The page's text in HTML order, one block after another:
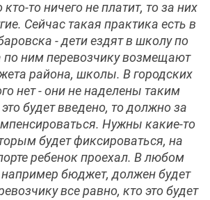
кто-то ничего не платит, то за них
Сейчас такая практика есть в
- дети ездят в школу по
по ним перевозчику возмещают
района, школы. В городских
нет - они не наделены таким
будет введено, то должно за
Нужны какие-то
будет фиксироваться, на
ребенок проехал. В любом
например бюджет, должен будет
все равно, кто это будет